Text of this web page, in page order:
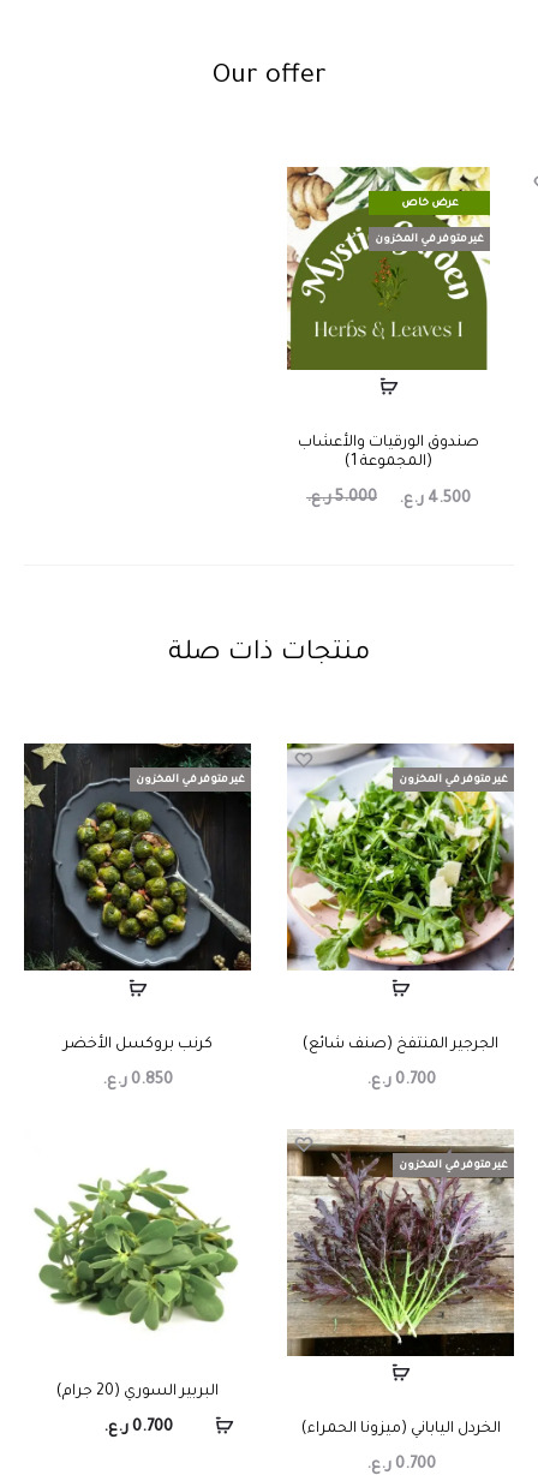
Our offer
عرض خاص
غير متوفر في المخزون
صندوق الورقيات والأعشاب
(المجموعة 1)
5.000 ر.ع. 4.500 ر.ع.
منتجات ذات صلة
غير متوفر في المخزون
الجرجير المنتفخ (صنف شائع)
0.700 ر.ع.
غير متوفر في المخزون
كرنب بروكسل الأخضر
0.850 ر.ع.
غير متوفر في المخزون
الخردل الياباني (ميزونا الحمراء)
0.700 ر.ع.
البربير السوري (20 جرام)
0.700 ر.ع.